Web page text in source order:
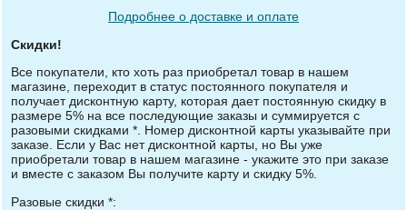
Подробнее о доставке и оплате
Скидки!
Все покупатели, кто хоть раз приобретал товар в нашем
магазине, переходит в статус постоянного покупателя и
получает дисконтную карту, которая дает постоянную скидку в
размере 5% на все последующие заказы и суммируется с
разовыми скидками *. Номер дисконтной карты указывайте при
заказе. Если у Вас нет дисконтной карты, но Вы уже
приобретали товар в нашем магазине - укажите это при заказе
и вместе с заказом Вы получите карту и скидку 5%.
Разовые скидки *: